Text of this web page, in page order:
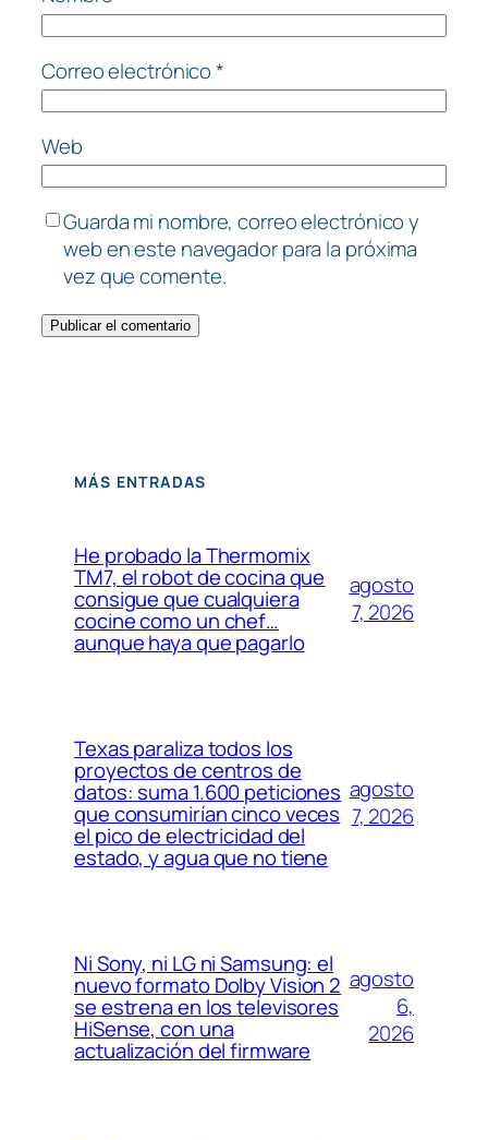
Correo electrónico*
Web
Guarda mi nombre, correo electrónico y
web en este navegador para la próxima
vez que comente.
MÁS ENTRADAS
He probado la Thermomix
TM7, el robot de cocina que
consigue que cualquiera
cocine como un chef…
aunque haya que pagarlo
agosto
7, 2026
Texas paraliza todos los
proyectos de centros de
datos: suma 1.600 peticiones
que consumirían cinco veces
el pico de electricidad del
estado, y agua que no tiene
agosto
7, 2026
Ni Sony, ni LG ni Samsung: el
nuevo formato Dolby Vision 2
se estrena en los televisores
HiSense, con una
actualización del firmware
agosto
6,
2026